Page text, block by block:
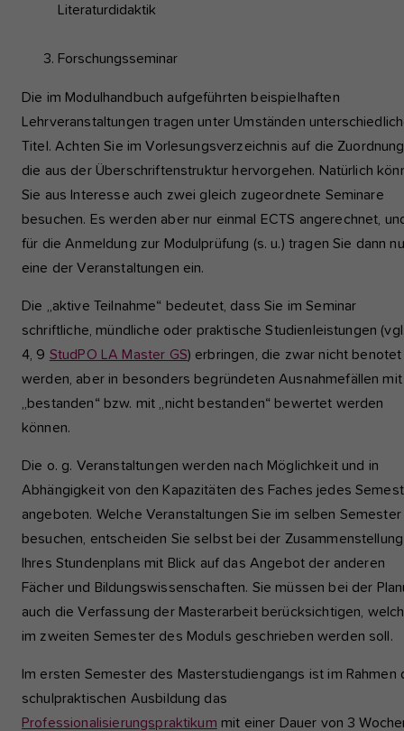
Literaturdidaktik
Forschungsseminar
Die im Modulhandbuch aufgeführten beispielhaften
Lehrveranstaltungen tragen unter Umständen
Titel. Achten Sie im Vorlesungsverzeichnis auf die
die aus der Überschriftenstruktur hervorgehen. Natürlich
Sie aus Interesse auch zwei gleich zugeordnete Seminare
besuchen. Es werden aber nur einmal ECTS angerechnet,
für die Anmeldung zur Modulprüfung (s. u.) tragen Sie dann
eine der Veranstaltungen ein.
Die „aktive Teilnahme“ bedeutet, dass Sie im Seminar
schriftliche, mündliche oder praktische Studienleistungen
4, 9 StudPO LA Master GS) erbringen, die zwar nicht benotet
werden, aber in besonders begründeten Ausnahmefällen mit
„bestanden“ bzw. mit „nicht bestanden“ bewertet werden
können.
Die o. g. Veranstaltungen werden nach Möglichkeit und in
Abhängigkeit von den Kapazitäten des Faches jedes
angeboten. Welche Veranstaltungen Sie im selben Semester
besuchen, entscheiden Sie selbst bei der Zusammenstellung
Ihres Stundenplans mit Blick auf das Angebot der anderen
Fächer und Bildungswissenschaften. Sie müssen bei der
auch die Verfassung der Masterarbeit berücksichtigen,
im zweiten Semester des Moduls geschrieben werden soll.
Im ersten Semester des Masterstudiengangs ist im Rahmen
schulpraktischen Ausbildung das
Professionalisierungspraktikum mit einer Dauer von 3